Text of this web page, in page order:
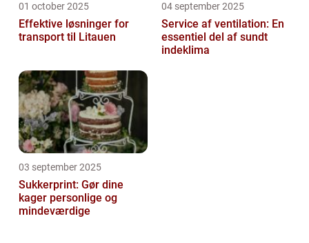
01 october 2025
Effektive løsninger for
transport til Litauen
04 september 2025
Service af ventilation: En
essentiel del af sundt
indeklima
03 september 2025
Sukkerprint: Gør dine
kager personlige og
mindeværdige